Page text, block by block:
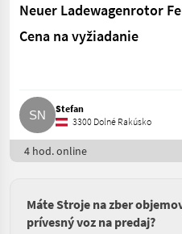
Neuer Ladewagenrotor
Cena na vyžiadanie
Stefan
3300 Dolné Rakúsko
4 hod. online
Máte Stroje na zber
prívesný voz na predaj?